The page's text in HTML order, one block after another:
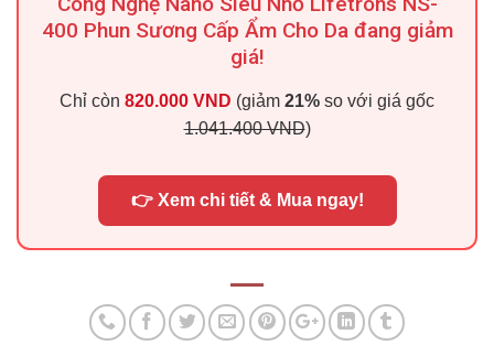
400 Phun Sương Cấp Ẩm Cho Da đang giảm
giá!
Chỉ còn 820.000 VND (giảm 21% so với giá gốc
1.041.400 VND)
👉 Xem chi tiết & Mua ngay!